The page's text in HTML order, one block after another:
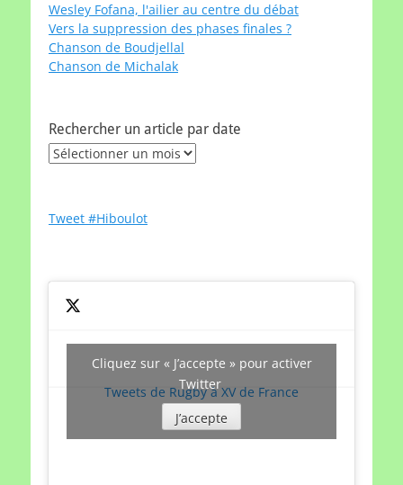
Wesley Fofana, l'ailier au centre du débat
Vers la suppression des phases finales ?
Chanson de Boudjellal
Chanson de Michalak
Rechercher un article par date
Rechercher
date
Tweet #Hiboulot
Tweets de Rugby à XV de France
Cliquez sur « J’accepte » pour activer
Twitter
J’accepte